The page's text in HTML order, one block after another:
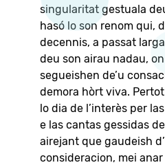
singularitat gestuala
hasó lo son renom qui,
decennis, a passat
deu son airau nadau,
segueishen de’u
demora hòrt viva.
lo dia de l’interès per
e las cantas gessidas
airejant que gaudeish
consideracion, mei anar